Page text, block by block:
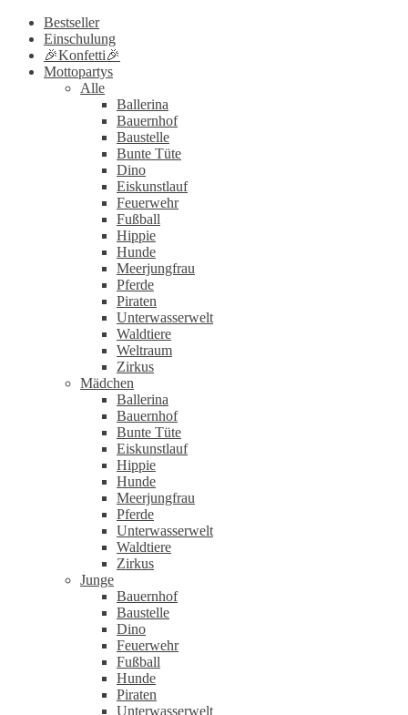
Bestseller
Einschulung
🎉Konfetti🎉
Mottopartys
Alle
Ballerina
Bauernhof
Baustelle
Bunte Tüte
Dino
Eiskunstlauf
Feuerwehr
Fußball
Hippie
Hunde
Meerjungfrau
Pferde
Piraten
Unterwasserwelt
Waldtiere
Weltraum
Zirkus
Mädchen
Ballerina
Bauernhof
Bunte Tüte
Eiskunstlauf
Hippie
Hunde
Meerjungfrau
Pferde
Unterwasserwelt
Waldtiere
Zirkus
Junge
Bauernhof
Baustelle
Dino
Feuerwehr
Fußball
Hunde
Piraten
Unterwasserwelt